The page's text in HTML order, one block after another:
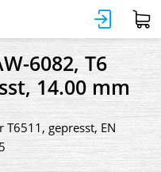
6082, T6
14.00 mm
gepresst, EN